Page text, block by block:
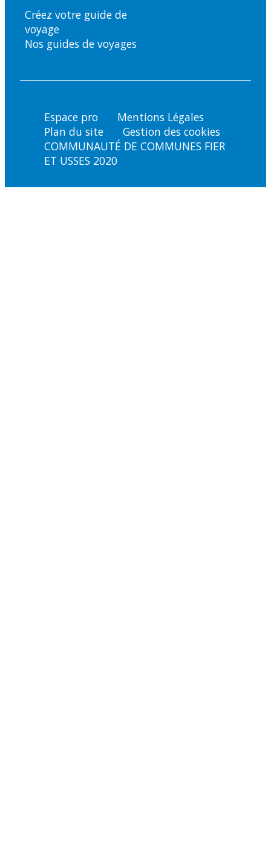
Créez votre guide de
voyage
Nos guides de voyages
Espace pro
Mentions Légales
Plan du site
Gestion des cookies